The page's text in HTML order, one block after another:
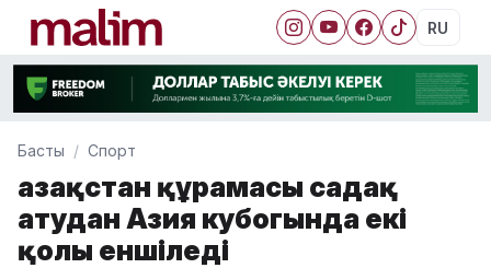
RU
Басты Спорт
Қазақстан құрамасы садақ
атудан Азия кубогында екі
қолы еншіледі